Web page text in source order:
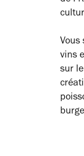
vins
sur